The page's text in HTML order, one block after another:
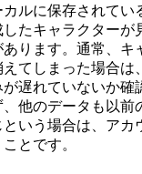
ルに保存されてい
たキャラクターが
ります。通常、キ
てしまった場合は
遅れていないか確
他のデータも以前
いう場合は、アカ
とです。